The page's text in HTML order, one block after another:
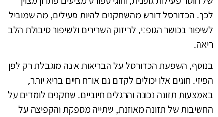
לכך. הכדורסל דורש מהשחקנים להיות פעילים, מה שמוביל
לשיפור בכושר הגופני, לחיזוק השרירים ולשיפור סיבולת הלב
ריאה.
בנוסף, השפעת הכדורסל על הבריאות אינה מוגבלת רק לפן
הפיזי. חוגים אלו יכולים לקדם גם אורח חיים בריא יותר,
באמצעות תזונה נכונה והרגלים חיוביים. שחקנים לומדים על
החשיבות של תזונה מאוזנת, שתייה מספקת והקפיצה על